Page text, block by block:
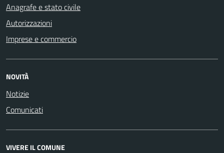
Anagrafe e stato civile
Autorizzazioni
Imprese e commercio
NOVITÀ
Notizie
Comunicati
VIVERE IL COMUNE